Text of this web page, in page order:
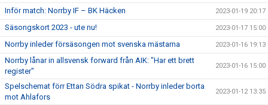
Inför match: Norrby IF – BK Häcken 2023-01-19 20:17
Säsongskort 2023 - ute nu! 2023-01-17 15:00
Norrby inleder försäsongen mot svenska mästarna 2023-01-16 19:13
Norrby lånar in allsvensk forward från AIK: "Har ett brett
register"
2023-01-16 15:00
Spelschemat förr Ettan Södra spikat - Norrby inleder borta
mot Ahlafors
2023-01-12 13:35